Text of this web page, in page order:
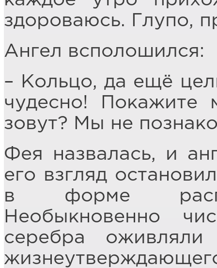
здороваюсь. Глупо,
Ангел всполошился:
– Кольцо, да ещё
чудесно! Покажите
зовут? Мы не
Фея назвалась, и
его взгляд
в форме
Необыкновенно
серебра оживляли